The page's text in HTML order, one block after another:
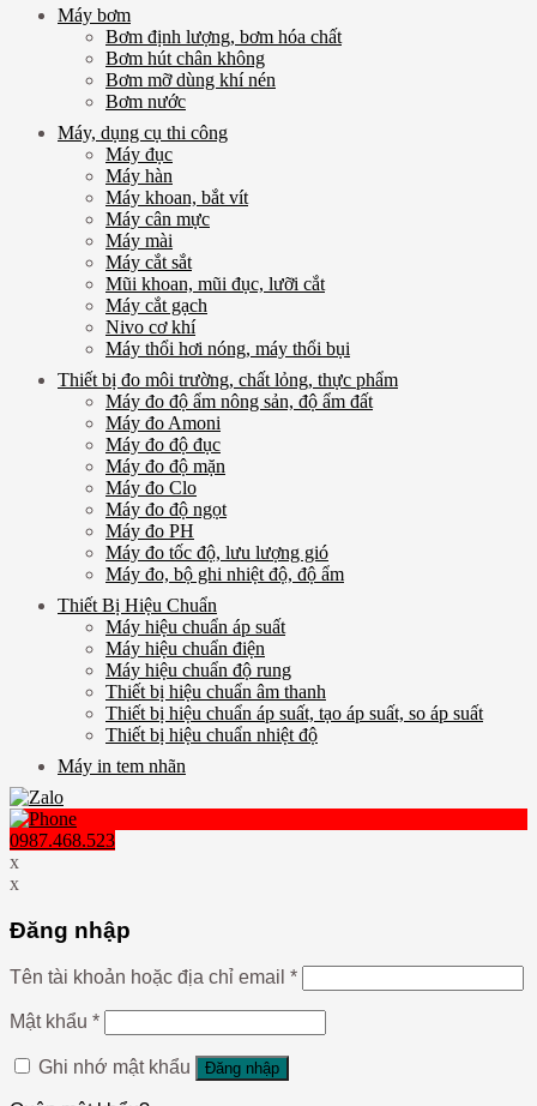
Máy bơm
Bơm định lượng, bơm hóa chất
Bơm hút chân không
Bơm mỡ dùng khí nén
Bơm nước
Máy, dụng cụ thi công
Máy đục
Máy hàn
Máy khoan, bắt vít
Máy cân mực
Máy mài
Máy cắt sắt
Mũi khoan, mũi đục, lưỡi cắt
Máy cắt gạch
Nivo cơ khí
Máy thổi hơi nóng, máy thổi bụi
Thiết bị đo môi trường, chất lỏng, thực phẩm
Máy đo độ ẩm nông sản, độ ẩm đất
Máy đo Amoni
Máy đo độ đục
Máy đo độ mặn
Máy đo Clo
Máy đo độ ngọt
Máy đo PH
Máy đo tốc độ, lưu lượng gió
Máy đo, bộ ghi nhiệt độ, độ ẩm
Thiết Bị Hiệu Chuẩn
Máy hiệu chuẩn áp suất
Máy hiệu chuẩn điện
Máy hiệu chuẩn độ rung
Thiết bị hiệu chuẩn âm thanh
Thiết bị hiệu chuẩn áp suất, tạo áp suất, so áp suất
Thiết bị hiệu chuẩn nhiệt độ
Máy in tem nhãn
0987.468.523
x
x
Đăng nhập
Tên tài khoản hoặc địa chỉ email *
Mật khẩu *
Ghi nhớ mật khẩu Đăng nhập